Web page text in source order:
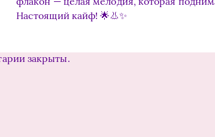
Настоящий кайф! 🌟👃✨
закрыты.